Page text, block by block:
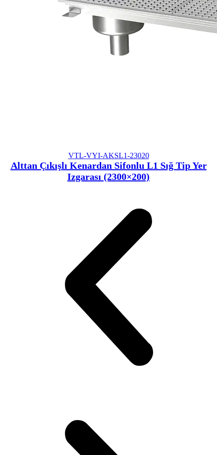
VTL-VYI-AKSL1-23020
Alttan Çıkışlı Kenardan Sifonlu L1 Sığ Tip Yer
Izgarası (2300×200)